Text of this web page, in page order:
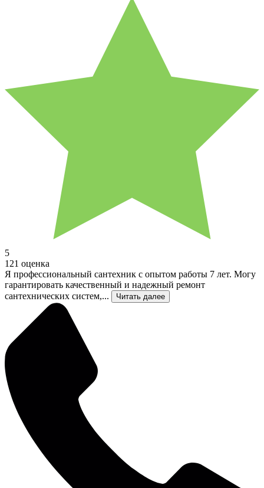
5
121 оценка
Я профессиональный сантехник с опытом работы 7 лет. Могу
гарантировать качественный и надежный ремонт
сантехнических систем,...
Читать далее